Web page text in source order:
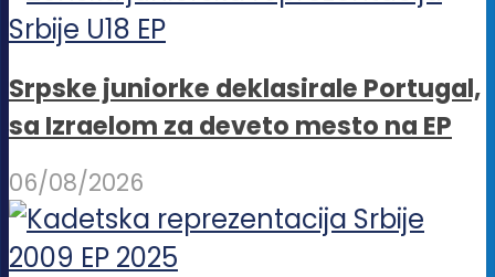
Srpske juniorke deklasirale Portugal,
sa Izraelom za deveto mesto na EP
06/08/2026